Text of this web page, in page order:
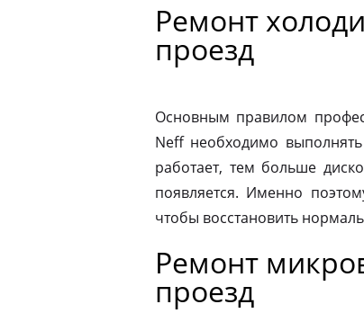
Ремонт
проезд
Основным правилом
Neff необходимо
работает, тем больше
появляется. Именно
чтобы восстановить
Ремонт
проезд